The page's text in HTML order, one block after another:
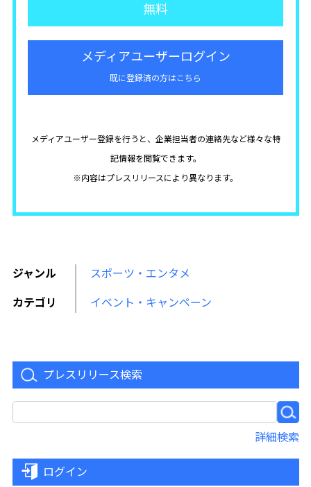
無料
メディアユーザーログイン
既に登録済の方はこちら
メディアユーザー登録を行うと、企業担当者の連絡先など様々な特
記情報を閲覧できます。
※内容はプレスリリースにより異なります。
ジャンル スポーツ・エンタメ
カテゴリ イベント・キャンペーン
プレスリリース検索
詳細検索
ログイン